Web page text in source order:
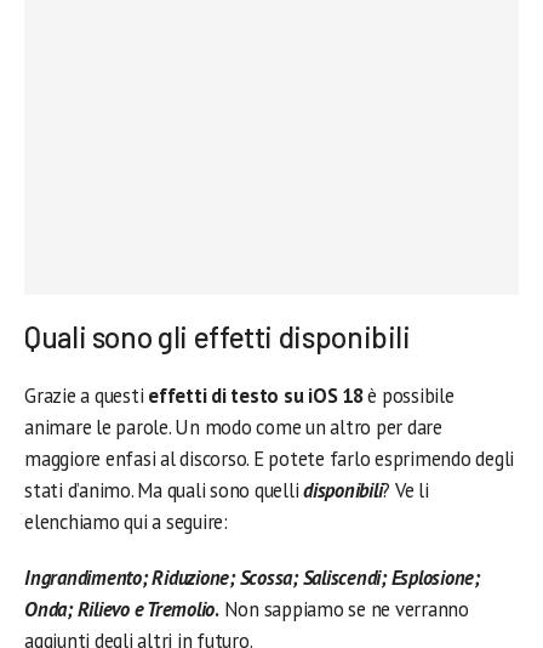
Quali sono gli effetti disponibili
Grazie a questi effetti di testo su iOS 18è possibile
animare le parole. Un modo come un altro per dare
maggiore enfasi al discorso. E potete farlo esprimendo degli
stati d’animo. Ma quali sono quellidisponibili? Ve li
elenchiamo qui a seguire:
Ingrandimento; Riduzione; Scossa; Saliscendi; Esplosione;
Onda; Rilievo e Tremolio.Non sappiamo se ne verranno
aggiunti degli altri in futuro.